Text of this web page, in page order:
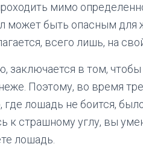
мимо
может быть опасным для
всего лишь, на
заключается в том,
Поэтому, во время
где лошадь не боится,
к страшному углу, вы
лошадь.